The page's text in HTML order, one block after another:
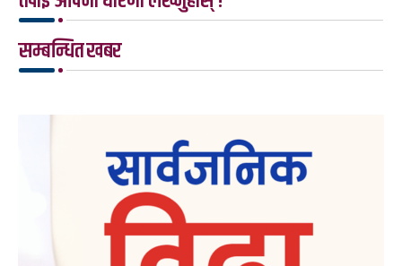
सम्बन्धित खबर